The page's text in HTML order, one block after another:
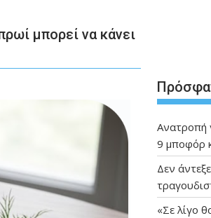
μπορεί να κάνει
Ανατροπή
9 μποφόρ
Δεν
«Σε λίγο